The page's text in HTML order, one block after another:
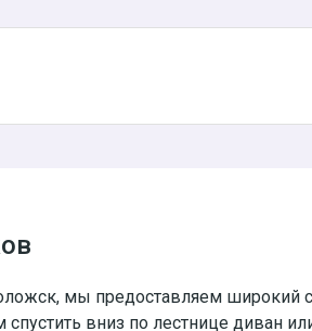
мы предоставляем широкий
вниз по лестнице диван